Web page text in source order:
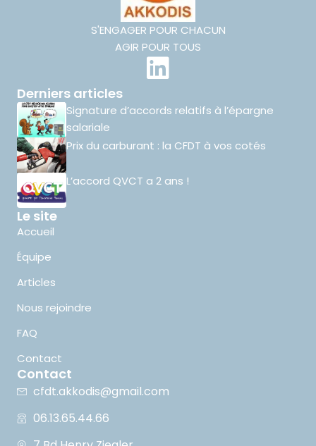
S'ENGAGER POUR CHACUN
AGIR POUR TOUS
Derniers articles
Signature d’accords relatifs à l’épargne
salariale
Prix du carburant : la CFDT à vos cotés
L’accord QVCT a 2 ans !
Le site
Accueil
Équipe
Articles
Nous rejoindre
FAQ
Contact
Contact
cfdt.akkodis@gmail.com
06.13.65.44.66